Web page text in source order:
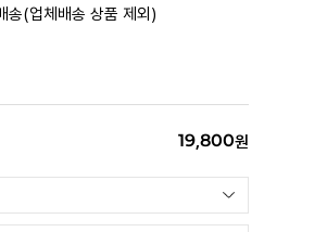
송(업체배송 상품 제외)
19,800원